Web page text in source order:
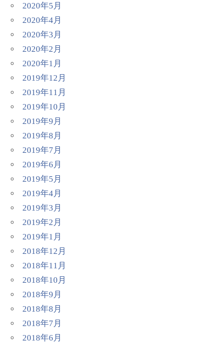
2020年5月
2020年4月
2020年3月
2020年2月
2020年1月
2019年12月
2019年11月
2019年10月
2019年9月
2019年8月
2019年7月
2019年6月
2019年5月
2019年4月
2019年3月
2019年2月
2019年1月
2018年12月
2018年11月
2018年10月
2018年9月
2018年8月
2018年7月
2018年6月